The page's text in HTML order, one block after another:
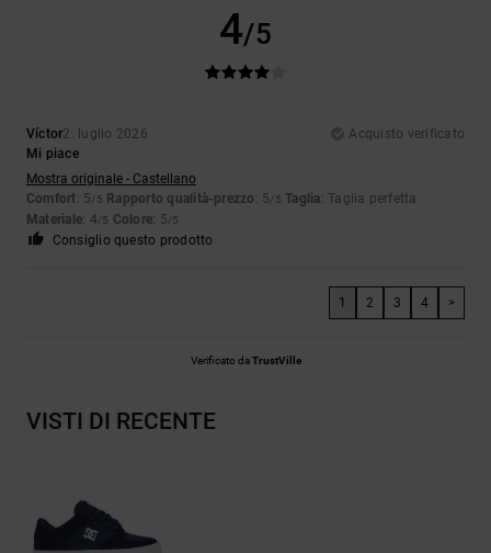
4/5
Víctor2. luglio 2026
Acquisto verificato
Mi piace
Mostra originale - Castellano
Comfort: 5/5 Rapporto qualità-prezzo : 5/5 Taglia: Taglia perfetta
Materiale: 4/5 Colore: 5/5
Consiglio questo prodotto
1 2 3 4 >
Verificato daTrustVille
VISTI DI RECENTE